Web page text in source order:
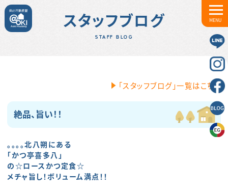
MENU
スタッフブログ
STAFF BLOG
「スタッフブログ」一覧はこちら
絶品、旨い！！
。。。。北八朔にある
「かつ亭喜多八」
の☆ロースかつ定食☆
メチャ旨し！ボリューム満点！！